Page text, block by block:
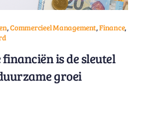
,Commercieel Management,Finance,
is de sleutel
groei